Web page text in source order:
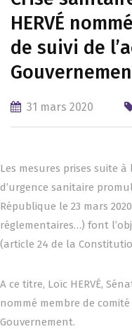
HERVÉ
de suivi de
31 mars 2020
Les mesures prises suite
d’urgence sanitaire
République le 23 mars
réglementaires…) font
(article 24 de la
A ce titre, Loïc HERVÉ,
nommé membre de
Gouvernement.